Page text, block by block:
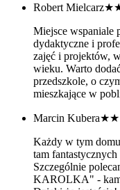
Robert Mielcarz
Miejsce wspaniale
dydaktyczne i
zajęć i projektów,
wieku. Warto
przedszkole, o
mieszkające w
Marcin Kubera
Każdy w tym
tam
Szczególnie
KAROLKA" -